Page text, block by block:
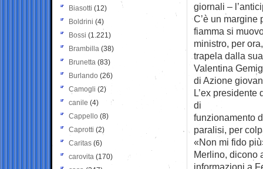
giornali –
C’è un margine
fiamma si
ministro, per
trapela dalla
Valentina
di Azione
L’ex presidente
di
funzionamento
paralisi, per
«Non mi fido
Merlino, dicono
informazioni a
Biasotti (12)
Boldrini (4)
Bossi (1.221)
Brambilla (38)
Brunetta (83)
Burlando (26)
Camogli (2)
canile (4)
Cappello (8)
Caprotti (2)
Caritas (6)
carovita (170)